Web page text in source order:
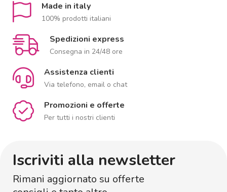
Made in italy
100% prodotti italiani
Spedizioni express
Consegna in 24/48 ore
Assistenza clienti
Via telefono, email o chat
Promozioni e offerte
Per tutti i nostri clienti
Iscriviti alla newsletter
Rimani aggiornato su offerte